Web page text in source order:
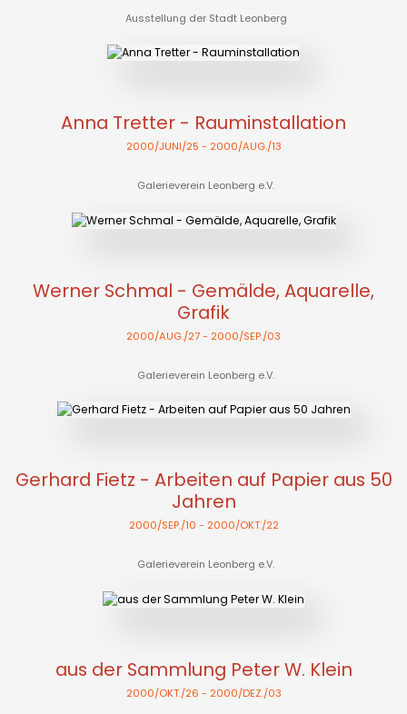
Ausstellung der Stadt Leonberg
Anna Tretter - Rauminstallation
2000/JUNI/25 - 2000/AUG./13
Galerieverein Leonberg e.V.
Werner Schmal - Gemälde, Aquarelle,
Grafik
2000/AUG./27- 2000/SEP./03
Galerieverein Leonberg e.V.
Gerhard Fietz - Arbeiten auf Papier aus 50
Jahren
2000/SEP./10 - 2000/OKT./22
Galerieverein Leonberg e.V.
aus der Sammlung Peter W. Klein
2000/OKT./26 - 2000/DEZ./03